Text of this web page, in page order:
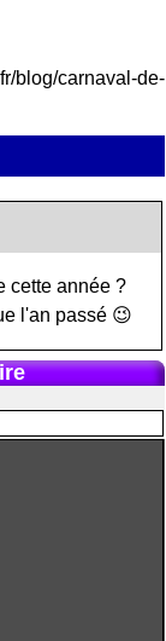
blog/carnaval-de-
cette année ?
l'an passé 😉